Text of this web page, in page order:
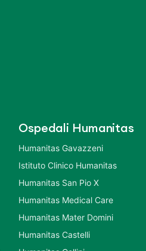
Ospedali Humanitas
Humanitas Gavazzeni
Istituto Clinico Humanitas
Humanitas San Pio X
Humanitas Medical Care
Humanitas Mater Domini
Humanitas Castelli